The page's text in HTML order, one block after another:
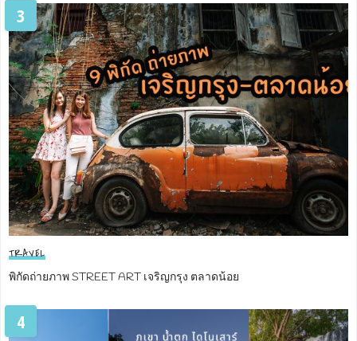
3
TRAVEL
พิกัดถ่ายภาพ STREET ART เจริญกรุง ตลาดน้อย
4